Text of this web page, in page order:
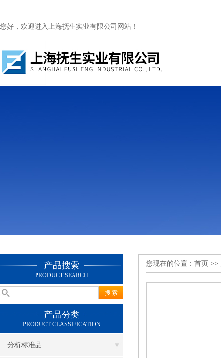
您好，欢迎进入上海抚生实业有限公司网站！
产品搜索
PRODUCT SEARCH
产品分类
PRODUCT CLASSIFICATION
分析标准品
您现在的位置： 首页 >>